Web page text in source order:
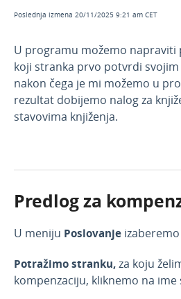
Kompenzacije u stranoj
Masovne obrade u
Masovno zaokruživanje
Primljeni avansi u
Masovno slanje IOS-a
Pregled otvorenih stavki
Štampanje - otvorene
Zalihe-po pros. nabavnim vred.
Poslednja izmena 20/11/2025 9:21 am CET
U programu možemo napraviti
koji stranka prvo potvrdi
nakon čega je mi možemo u
rezultat dobijemo nalog za
stavovima knjiženja.
Predlog za
U meniju Poslovanje izaberemo
Potražimo stranku,za koju
kompenzaciju, kliknemo na ime